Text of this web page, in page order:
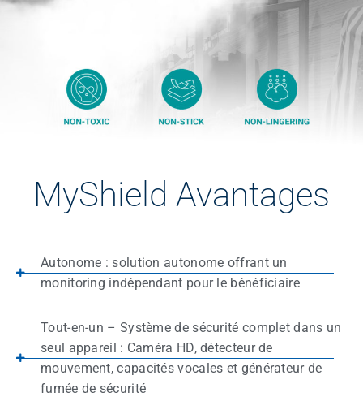
MyShield Avantages
Autonome : solution autonome offrant un
monitoring indépendant pour le bénéficiaire
Tout-en-un – Système de sécurité complet dans un
seul appareil : Caméra HD, détecteur de
mouvement, capacités vocales et générateur de
fumée de sécurité